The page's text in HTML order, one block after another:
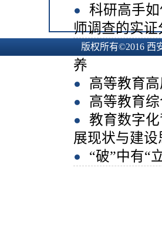
科研高手
师调查的实证
新质生产
养
高等教育
高等教育
教育数字
展现状与建设
“破”中有“
版权所有©2016 西